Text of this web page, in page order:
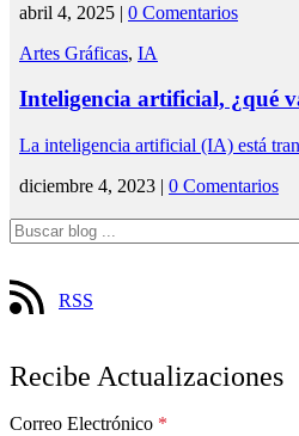
abril 4, 2025 | 0 Comentarios
Artes Gráficas, IA
Inteligencia artificial, ¿qué
La inteligencia artificial (IA) está
diciembre 4, 2023 | 0 Comentarios
RSS
Recibe Actualizaciones
Correo Electrónico *